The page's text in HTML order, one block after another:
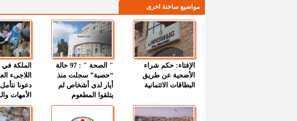
مواضيع ساخنة اخرى
الإفتاء: حكم شراء
الأضحية عن طريق
البطاقات الائتمانية
" الصحة " : 97 حالة
“حصبة” سجلت منذ
أيار لدى أشخاص لم
يتلقوا المطعوم
الملكة في
اللاجىء
دعونا
الأمهات